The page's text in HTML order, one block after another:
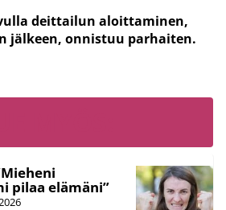
deittailun aloittaminen,
jälkeen, onnistuu parhaiten.
pilaa elämäni”